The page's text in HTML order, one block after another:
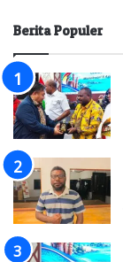
Berita Populer